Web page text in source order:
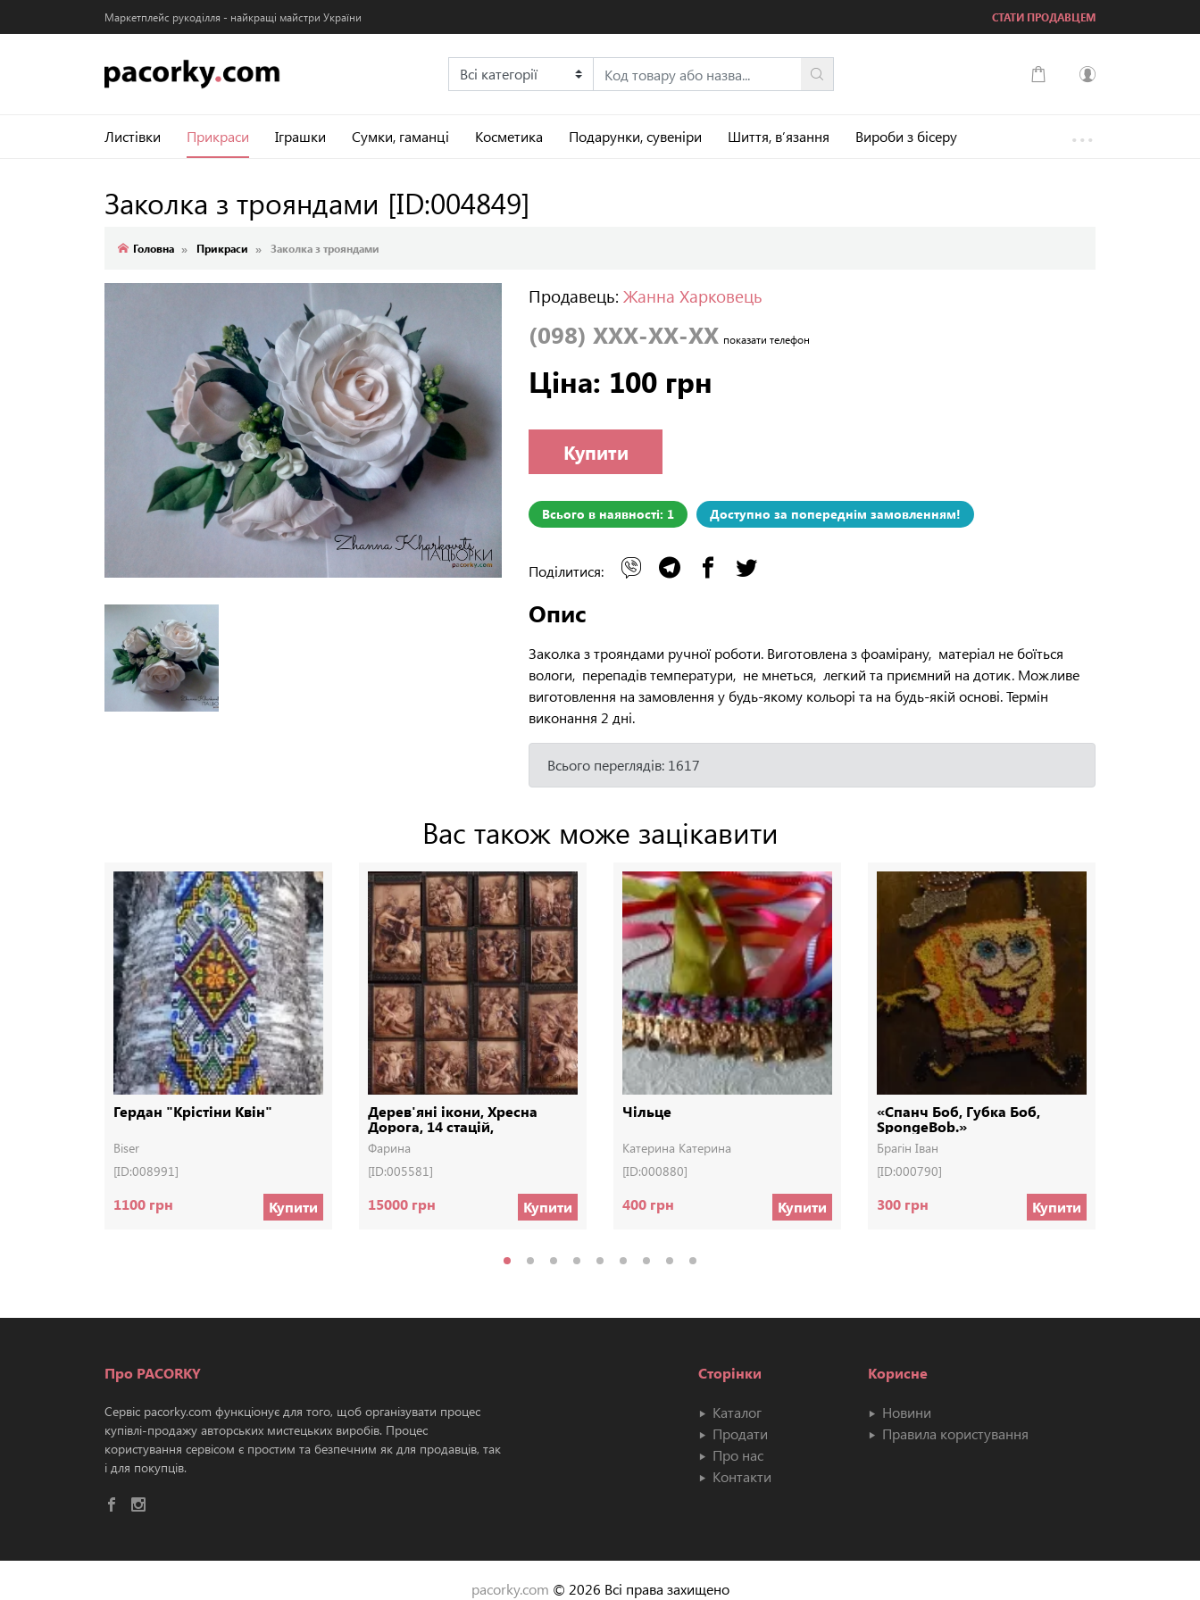
Маркетплейс рукоділля - найкращі майстри України СТАТИ ПРОДАВЦЕМ
...
Листівки Прикраси Іграшки Сумки, гаманці Косметика Подарунки, сувеніри Шиття, в’язання Вироби з бісеру
Заколка з трояндами [ID:004849]
Головна Прикраси Заколка з трояндами
Продавець: Жанна Харковець
(098) XXX-XX-XX показати телефон
Ціна: 100 грн
Купити
Всього в наявності: 1 Доступно за попереднім замовленням!
Поділитися:
Опис
Заколка з трояндами ручної роботи. Виготовлена з фоамірану, матеріал не боїться
вологи, перепадів температури, не мнеться, легкий та приємний на дотик. Можливе
виготовлення на замовлення у будь-якому кольорі та на будь-якій основі. Термін
виконання 2 дні.
Всього переглядів: 1617
Вас також може зацікавити
Гердан "Крістіни Квін"
Biser
[ID:008991]
1100 грн Купити
Дерев'яні ікони, Хресна
Дорога, 14 стацій,
Деревянные иконы
Фарина
[ID:005581]
15000 грн Купити
Чільце
Катерина Катерина
[ID:000880]
400 грн Купити
«Спанч Боб, Губка Боб,
SpongeBob.»
Брагін Іван
[ID:000790]
300 грн Купити
Про PACORKY
Сервіс pacorky.com функціонує для того, щоб організувати процес
купівлі-продажу авторських мистецьких виробів. Процес
користування сервісом є простим та безпечним як для продавців, так
і для покупців.
Сторінки
Каталог
Продати
Про нас
Контакти
Корисне
Новини
Правила користування
pacorky.com © 2026 Всі права захищено